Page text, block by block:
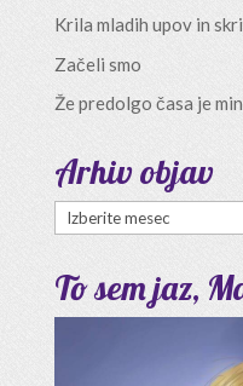
Krila mladih upov in
Začeli smo
Že predolgo časa je
Arhiv objav
Arhiv
To sem jaz,